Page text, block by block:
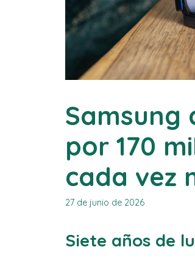
Samsung
por 170
cada vez
27 de junio de 2026
Siete años de